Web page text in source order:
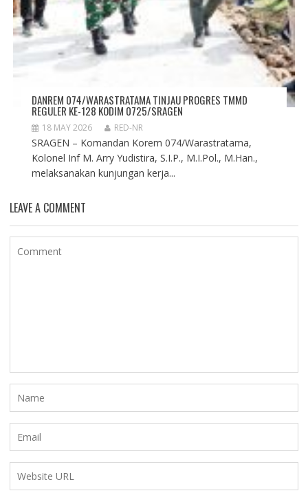
DANREM 074/WARASTRATAMA TINJAU PROGRES TMMD
REGULER KE-128 KODIM 0725/SRAGEN
18 MAY 2026 RED-NR
SRAGEN – Komandan Korem 074/Warastratama,
Kolonel Inf M. Arry Yudistira, S.I.P., M.I.Pol., M.Han.,
melaksanakan kunjungan kerja...
LEAVE A COMMENT